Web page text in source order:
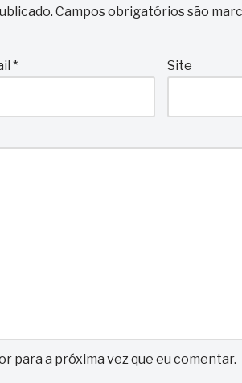
Campos obrigatórios são
* Site
para a próxima vez que eu comentar.